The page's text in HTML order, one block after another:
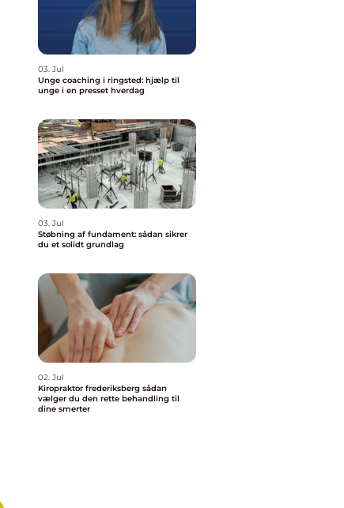
03. Jul
Unge coaching i ringsted: hjælp til
unge i en presset hverdag
03. Jul
Støbning af fundament: sådan sikrer
du et solidt grundlag
02. Jul
Kiropraktor frederiksberg sådan
vælger du den rette behandling til
dine smerter